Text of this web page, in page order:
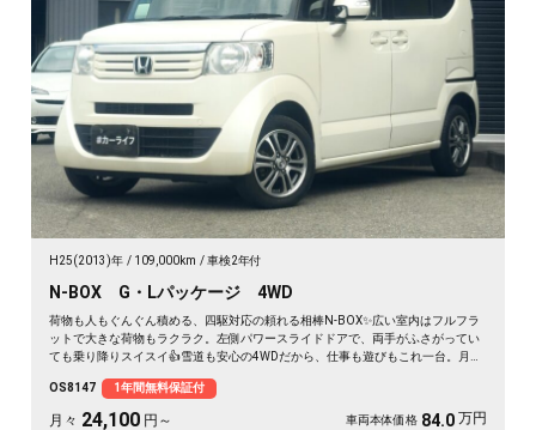
H25(2013)年 109,000km 車検2年付
N-BOX G・Lパッケージ 4WD
荷物も人もぐんぐん積める、四駆対応の頼れる相棒N-BOX✨広い室内はフルフラ
ットで大きな荷物もラクラク。左側パワースライドドアで、両手がふさがってい
ても乗り降りスイスイ👍雪道も安心の4WDだから、仕事も遊びもこれ一台。月々
りや週末の遠出まで、暮らしの相棒にぴったり💫《1年保証付》で安心の一台😊
OS8147 1年間無料保証付
月々 24,100 円～ 車両本体価格 84.0 万円